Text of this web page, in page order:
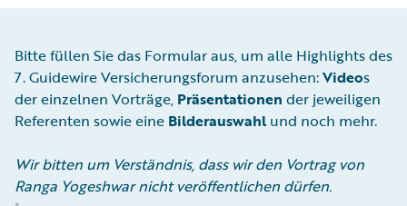
Bitte füllen Sie das Formular aus, um alle Highlights des
7. Guidewire Versicherungsforum anzusehen:Videos
der einzelnen Vorträge, Präsentationen der jeweiligen
Referenten sowie eine Bilderauswahl und noch mehr.
Wir bitten um Verständnis, dass wir den Vortrag von
Ranga Yogeshwar nicht veröffentlichen dürfen.